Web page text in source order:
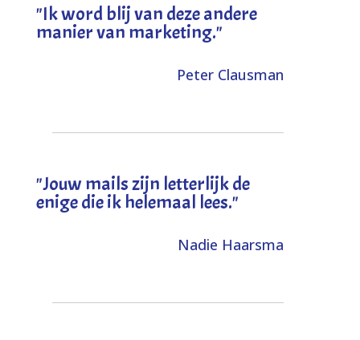
"Ik word blij van deze andere
manier van marketing."
Peter Clausman
"Jouw mails zijn letterlijk de
enige die ik helemaal lees."
Nadie Haarsma